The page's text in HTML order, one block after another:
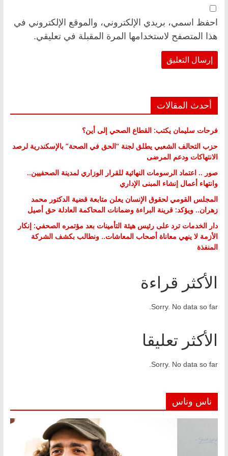
احفظ اسمي، بريدي الإلكتروني، والموقع الإلكتروني في
هذا المتصفح لاستخدامها المرة المقبلة في تعليقي.
أحدث المقالات
فرحات سليمان يكتب: القطاع الصحي إلى أين؟
حزب التحالف الشعبي يطلق لجنة “الحق في الصحة” بالإسكندرية لرصد
الانتهاكات ودعم المرضى
صور .. اعتماد الرسومات النهائية للقرار الوزاري لمدينة الصحفيين..
وانتهاء أعمال إنشاء المبنى الإداري
المجلس القومي لحقوق الإنسان يعلن متابعة قضية الدكتور محمد
زهران.. ويؤكد: قرينة البراءة وضمانات المحاكمة العادلة حق أصيل
دار الخدمات ترد على رئيس هيئة التأمينات بعد مؤتمره الصحفي: إنكار
الأزمة لا ينهي معاناة أصحاب المعاشات.. ونطالب بكشف الشركة
المنفذة
الأكثر قراءة
Sorry. No data so far.
الأكثر تعليقا
Sorry. No data so far.
ناس وناس